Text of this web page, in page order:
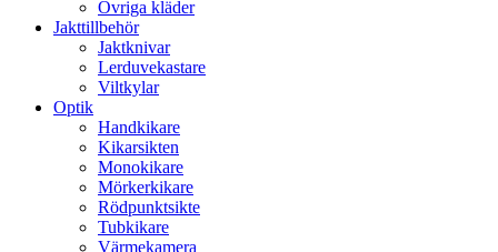
Övriga kläder
Jakttillbehör
Jaktknivar
Lerduvekastare
Viltkylar
Optik
Handkikare
Kikarsikten
Monokikare
Mörkerkikare
Rödpunktsikte
Tubkikare
Värmekamera